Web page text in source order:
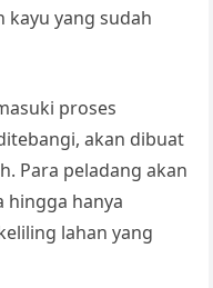
kayu yang sudah
proses
akan dibuat
Para peladang akan
hingga hanya
lahan yang